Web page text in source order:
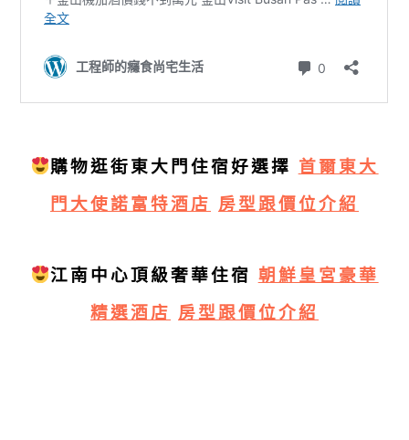
購物逛街東大門住宿好選擇 首爾東大
門大使諾富特酒店 房型跟價位介紹
江南中心頂級奢華住宿 朝鮮皇宮豪華
精選酒店 房型跟價位介紹